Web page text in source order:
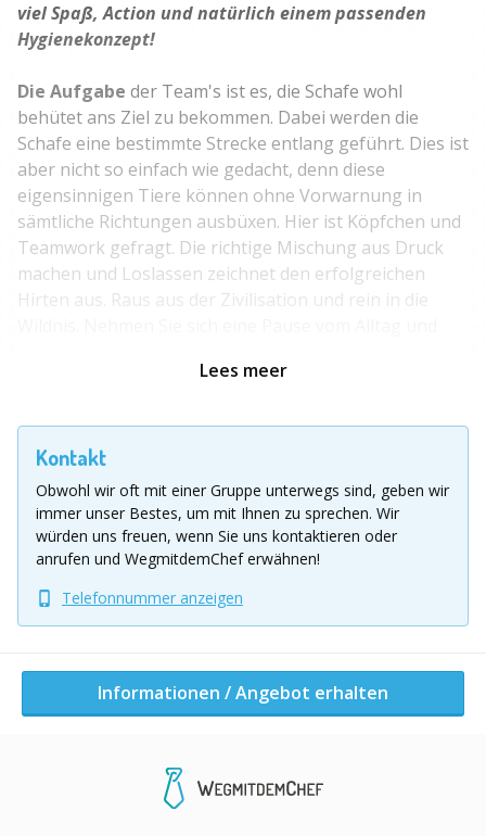
viel Spaß, Action und natürlich einem passenden
Hygienekonzept!
Die Aufgabe der Team's ist es, die Schafe wohl
behütet ans Ziel zu bekommen. Dabei werden die
Schafe eine bestimmte Strecke entlang geführt. Dies ist
aber nicht so einfach wie gedacht, denn diese
eigensinnigen Tiere können ohne Vorwarnung in
sämtliche Richtungen ausbüxen. Hier ist Köpfchen und
Teamwork gefragt. Die richtige Mischung aus Druck
machen und Loslassen zeichnet den erfolgreichen
Hirten aus. Raus aus der Zivilisation und rein in die
Anschließend können Sie bei warmen Kesselessen und
revue passieren lassen. Auch bei schlechter Witterung
ist für ein Back-up Plan gesorgt.
Sind Sie bereit? Dann nichts wie los, schreiben Sie
uns!
Leistungen
Mehrsprachige Moderation und Siegerehrung
Fotodokumentation (auf Wunsch)
Sie brauchen noch jemanden, der sich um das Catering
kümmert? Kein Problem, wir kombinieren unsere
Lees meer
Kontakt
Obwohl wir oft mit einer Gruppe unterwegs sind, geben wir
immer unser Bestes, um mit Ihnen zu sprechen. Wir
würden uns freuen, wenn Sie uns kontaktieren oder
anrufen und WegmitdemChef erwähnen!
Telefonnummer anzeigen
Informationen / Angebot erhalten